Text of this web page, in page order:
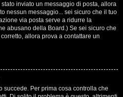
inviato un messaggio di posta, allora
nessun messaggio... sei sicuro che il tuo
via posta serve a ridurre la
abusano della Board.) Se sei sicuro che
allora prova a contattare un
succede. Per prima cosa controlla che